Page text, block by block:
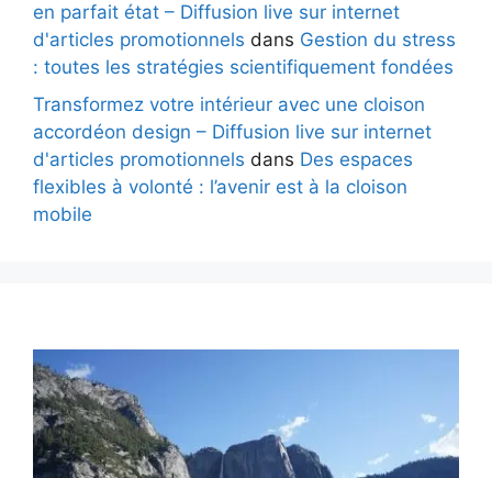
en parfait état – Diffusion live sur internet
d'articles promotionnels dans Gestion du stress
: toutes les stratégies scientifiquement fondées
Transformez votre intérieur avec une cloison
accordéon design – Diffusion live sur internet
d'articles promotionnels dans Des espaces
flexibles à volonté : l’avenir est à la cloison
mobile